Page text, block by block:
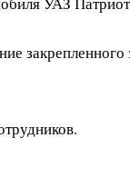
закрепленного